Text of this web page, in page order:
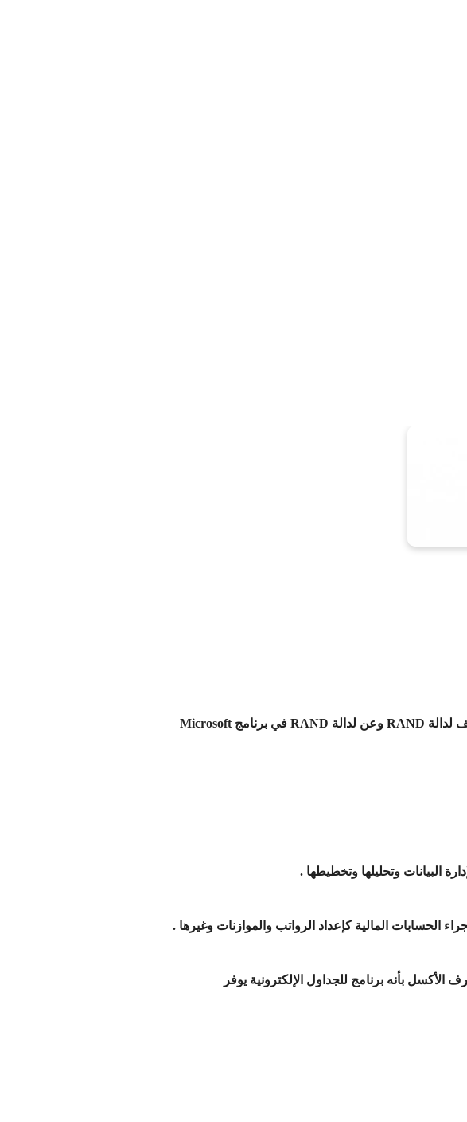
هنتكلم النهاردة عن دالة RAND وتعريف دالة RAND وكيفية استخدام دالة RAND ووصف لدالة RAND وعن لدالة RAND في برنامج Microsoft
البيانات وتحليلها وتخطيطها .
الحسابات المالية كإعداد الرواتب والموازنات وغيرها .